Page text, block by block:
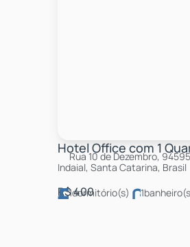
R$400
Rua 10 de Dezembro,
Indaial, Santa Catarina, Brasil
1dormitório(s) 1